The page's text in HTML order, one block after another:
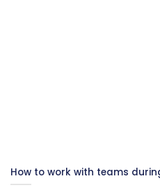
How to work with teams